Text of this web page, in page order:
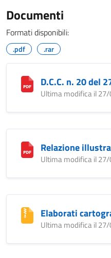
Documenti
Formati disponibili:
.pdf .rar
D.C.C. n. 20 del
Ultima modifica il
Relazione
Ultima modifica il
Elaborati
Ultima modifica il